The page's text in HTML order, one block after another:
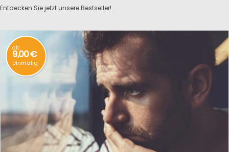
Entdecken Sie jetzt unsere Bestseller!
ab
9,00 €
einmalig